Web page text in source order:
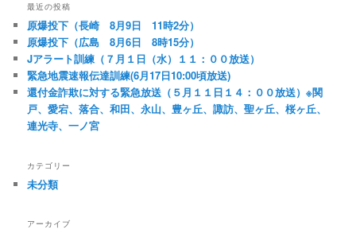
ー
シ
ョ
ン
最近の投稿
原爆投下（長崎 8月9日 11時2分）
原爆投下（広島 8月6日 8時15分）
Jアラート訓練（７月１日（水）１１：００放送）
緊急地震速報伝達訓練(6月17日10:00頃放送)
還付金詐欺に対する緊急放送（５月１１日１４：００放送）※関
戸、愛宕、落合、和田、永山、豊ヶ丘、諏訪、聖ヶ丘、桜ヶ丘、
連光寺、一ノ宮
カテゴリー
未分類
アーカイブ